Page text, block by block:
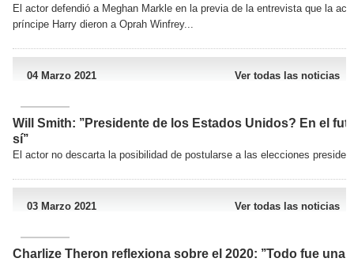
El actor defendió a Meghan Markle en la previa de la entrevista que la
príncipe Harry dieron a Oprah Winfrey...
04 Marzo 2021 Ver todas las noticias
Will Smith: ’’Presidente de los Estados Unidos? En el
sí’’
El actor no descarta la posibilidad de postularse a las elecciones
03 Marzo 2021 Ver todas las noticias
Charlize Theron reflexiona sobre el 2020: ’’Todo fue una